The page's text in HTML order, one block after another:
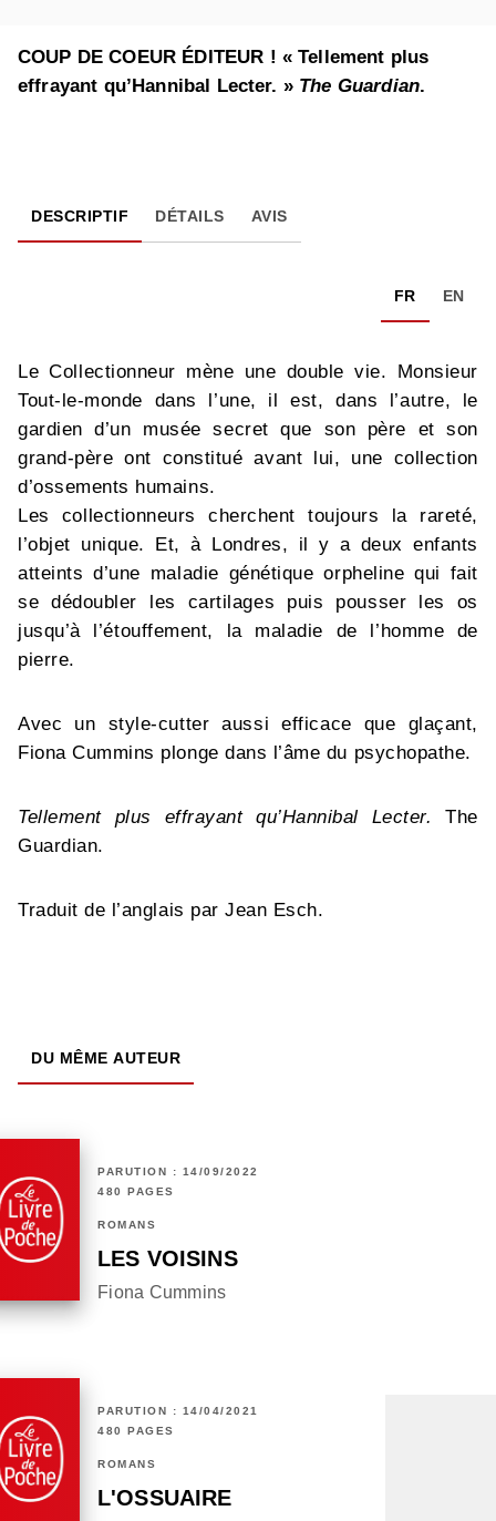
COUP DE COEUR ÉDITEUR ! « Tellement plus
effrayant qu’Hannibal Lecter. » The Guardian.
DESCRIPTIF DÉTAILS AVIS
FR EN
Le Collectionneur mène une double vie. Monsieur
Tout-le-monde dans l’une, il est, dans l’autre, le
gardien d’un musée secret que son père et son
grand-père ont constitué avant lui, une collection
d’ossements humains.
Les collectionneurs cherchent toujours la rareté,
l’objet unique. Et, à Londres, il y a deux enfants
atteints d’une maladie génétique orpheline qui fait
se dédoubler les cartilages puis pousser les os
jusqu’à l’étouffement, la maladie de l’homme de
pierre.
Avec un style-cutter aussi efficace que glaçant,
Fiona Cummins plonge dans l’âme du psychopathe.
Tellement plus effrayant qu’Hannibal Lecter.
The
Guardian.
Traduit de l’anglais par Jean Esch.
DU MÊME AUTEUR
PARUTION : 14/09/2022
480 PAGES
ROMANS
LES VOISINS
Fiona Cummins
PARUTION : 14/04/2021
480 PAGES
ROMANS
L'OSSUAIRE